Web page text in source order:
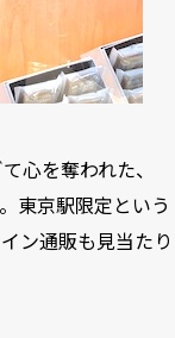
心を奪われた、
東京駅限定という
ン通販も見当たり